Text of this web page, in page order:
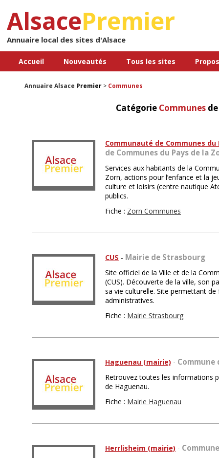
AlsacePremier
Annuaire local des sites d'Alsace
Accueil Nouveautés Tous les sites
Annuaire Alsace Premier > Communes
Catégorie Communes
Communauté de Communes du
de Communes du Pays de la
Services aux habitants de la
Zorn, actions pour l’enfance et la
culture et loisirs (centre nautique
publics.
Fiche : Zorn Communes
CUS - Mairie de Strasbourg
Site officiel de la Ville et de la
(CUS). Découverte de la ville, son
sa vie culturelle. Site permettant
administratives.
Fiche : Mairie Strasbourg
Haguenau (mairie) - Commune
Retrouvez toutes les informations
de Haguenau.
Fiche : Mairie Haguenau
Herrlisheim (mairie) -